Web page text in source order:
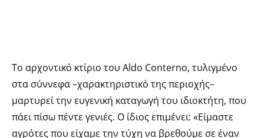
To αρχοντικό κτίριο του Aldo Conterno, τυλιγμένο
στα σύννεφα –χαρακτηριστικό της περιοχής–
μαρτυρεί την ευγενική καταγωγή του ιδιοκτήτη, που
πάει πίσω πέντε γενιές. Ο ίδιος επιμένει: «Είμαστε
αγρότες που είχαμε την τύχη να βρεθούμε σε έναν